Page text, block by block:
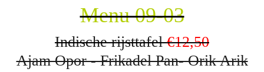
Menu 09-03
Indische rijsttafel€12,50
Ajam Opor - Frikadel Pan- Orik Arik